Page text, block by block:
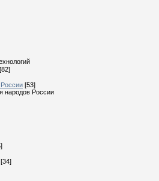
[82]
России [53]
народов России
[34]